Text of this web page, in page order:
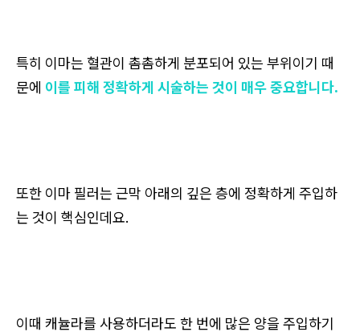
특히 이마는 혈관이 촘촘하게 분포되어 있는 부위이기 때
문에 이를 피해 정확하게 시술하는 것이 매우 중요합니다.
또한 이마 필러는 근막 아래의 깊은 층에 정확하게 주입하
는 것이 핵심인데요.
이때 캐뉼라를 사용하더라도 한 번에 많은 양을 주입하기